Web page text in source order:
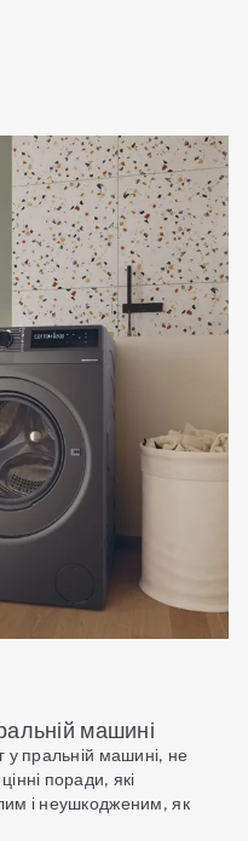
машині
у пральній машині, не
поради, які
і неушкодженим, як